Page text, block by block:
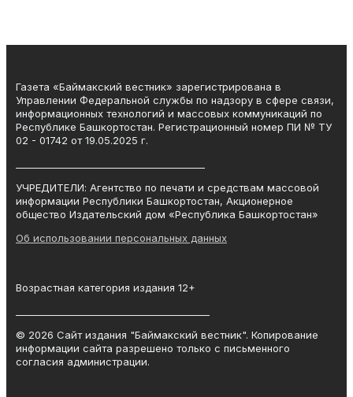
Газета «Баймакский вестник» зарегистрирована в
Управлении Федеральной службы по надзору в сфере связи,
информационных технологий и массовых коммуникаций по
Республике Башкортостан. Регистрационный номер ПИ № ТУ
02 - 01742 от 19.05.2025 г.
УЧРЕДИТЕЛИ: Агентство по печати и средствам массовой
информации Республики Башкортостан, Акционерное
общество Издательский дом «Республика Башкортостан»
Об использовании персональных данных
Возрастная категория издания 12+
© 2026 Сайт издания "Баймакский вестник". Копирование
информации сайта разрешено только с письменного
согласия администрации.